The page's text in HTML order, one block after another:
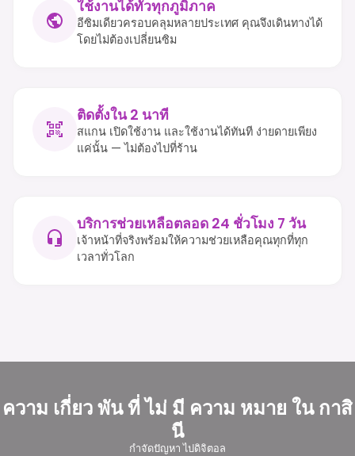
ใช้งานได้ทั่วทุกภูมิภาค
อีซิมเดียวครอบคลุมหลายประเทศ คุณจึงเดินทางได้
โดยไม่ต้องเปลี่ยนซิม
ติดตั้งใน 2 นาที
สแกน เปิดใช้งาน และใช้งานได้ทันที ง่ายดายเพียง
แค่นั้น — ไม่ต้องไปที่ร้าน
บริการช่วยเหลือตลอด 24 ชั่วโมง 7 วัน
เจ้าหน้าที่จริงพร้อมให้ความช่วยเหลือคุณทุกที่ทุก
เวลาทั่วโลก
ความ เกี่ยว พัน ที่ ไม่ มี ความ หมาย ใน กาสิ
นี
กําจัดปัญหา ไปดิจิตอล